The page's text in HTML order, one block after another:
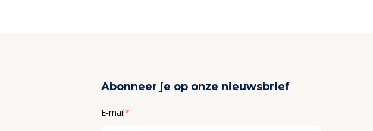
Abonneer je op onze nieuwsbrief
E-mail*